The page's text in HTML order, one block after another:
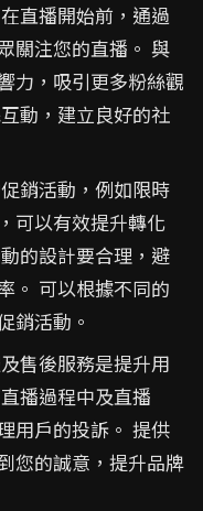
直播開始前，通過
關注您的直播。 與
力，吸引更多粉絲觀
動，建立良好的社
銷活動，例如限時
可以有效提升轉化
的設計要合理，避
。 可以根據不同的
銷活動。
售後服務是提升用
播過程中及直播
用戶的投訴。 提供
您的誠意，提升品牌